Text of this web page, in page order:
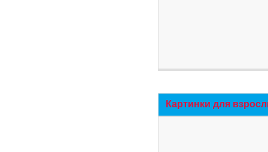
Картинки для